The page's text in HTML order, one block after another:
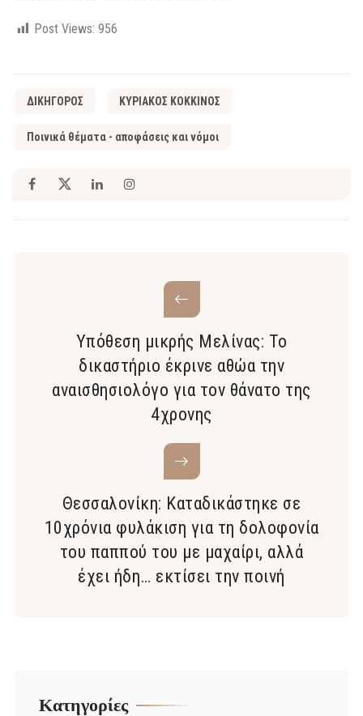
Post Views: 956
ΔΙΚΗΓΟΡΟΣ ΚΥΡΙΑΚΟΣ ΚΟΚΚΙΝΟΣ
Ποινικά θέματα - αποφάσεις και νόμοι
Υπόθεση μικρής Μελίνας: Το
δικαστήριο έκρινε αθώα την
αναισθησιολόγο για τον θάνατο της
4χρονης
Θεσσαλονίκη: Καταδικάστηκε σε
10χρόνια φυλάκιση για τη δολοφονία
του παππού του με μαχαίρι, αλλά
έχει ήδη… εκτίσει την ποινή
Kατηγορίες